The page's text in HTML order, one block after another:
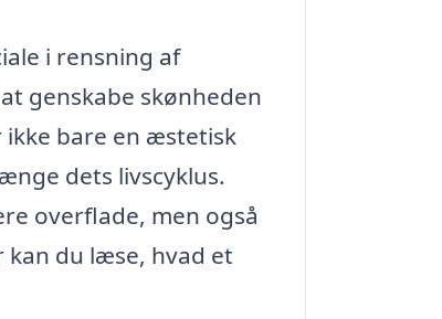
i rensning af
genskabe skønheden
bare en æstetisk
dets livscyklus.
overflade, men også
du læse, hvad et